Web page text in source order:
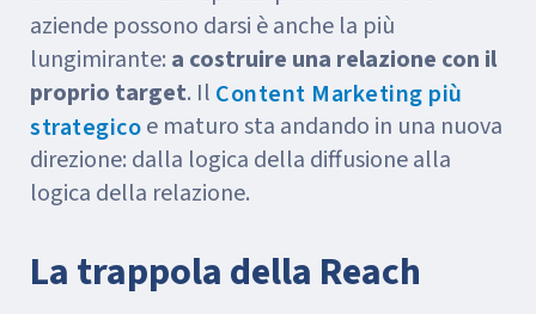
aziende possono darsi è anche la più
lungimirante: a costruire una relazione con il
proprio target. Il Content Marketing più
strategicoe maturo sta andando in una nuova
direzione: dalla logica della diffusione alla
logica della relazione.
La trappola della Reach